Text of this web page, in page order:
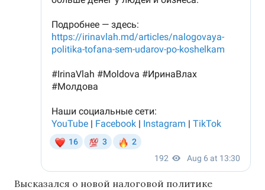
Высказался о новой налоговой политике